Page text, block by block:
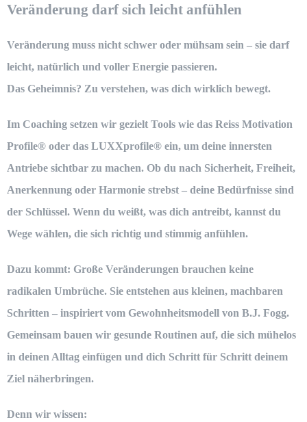
Veränderung darf sich leicht anfühlen
Veränderung muss nicht schwer oder mühsam sein – sie darf
leicht, natürlich und voller Energie passieren.
Das Geheimnis? Zu verstehen, was dich wirklich bewegt.
Im Coaching setzen wir gezielt Tools wie das Reiss Motivation
Profile® oder das LUXXprofile® ein, um deine innersten
Antriebe sichtbar zu machen. Ob du nach Sicherheit, Freiheit,
Anerkennung oder Harmonie strebst – deine Bedürfnisse sind
der Schlüssel. Wenn du weißt, was dich antreibt, kannst du
Wege wählen, die sich richtig und stimmig anfühlen.
Dazu kommt: Große Veränderungen brauchen keine
radikalen Umbrüche. Sie entstehen aus kleinen, machbaren
Schritten – inspiriert vom Gewohnheitsmodell von B.J. Fogg.
Gemeinsam bauen wir gesunde Routinen auf, die sich mühelos
in deinen Alltag einfügen und dich Schritt für Schritt deinem
Ziel näherbringen.
Denn wir wissen: